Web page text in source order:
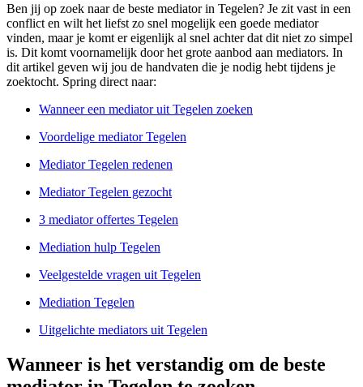
Ben jij op zoek naar de beste mediator in Tegelen? Je zit vast in een
conflict en wilt het liefst zo snel mogelijk een goede mediator
vinden, maar je komt er eigenlijk al snel achter dat dit niet zo simpel
is. Dit komt voornamelijk door het grote aanbod aan mediators. In
dit artikel geven wij jou de handvaten die je nodig hebt tijdens je
zoektocht. Spring direct naar:
Wanneer een mediator uit Tegelen zoeken
Voordelige mediator Tegelen
Mediator Tegelen redenen
Mediator Tegelen gezocht
3 mediator offertes Tegelen
Mediation hulp Tegelen
Veelgestelde vragen uit Tegelen
Mediation Tegelen
Uitgelichte mediators uit Tegelen
Wanneer is het verstandig om de beste